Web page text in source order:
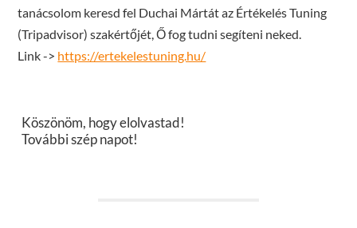
tanácsolom keresd fel Duchai Mártát az Értékelés Tuning
(Tripadvisor) szakértőjét, Ő fog tudni segíteni neked.
Link -> https://ertekelestuning.hu/
Köszönöm, hogy elolvastad!
További szép napot!